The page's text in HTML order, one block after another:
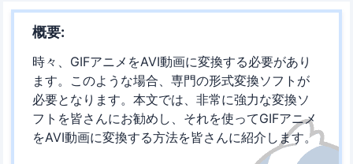
概要:
時々、GIFアニメをAVI動画に変換する必要があり
ます。このような場合、専門の形式変換ソフトが
必要となります。本文では、非常に強力な変換ソ
フトを皆さんにお勧めし、それを使ってGIFアニメ
をAVI動画に変換する方法を皆さんに紹介します。